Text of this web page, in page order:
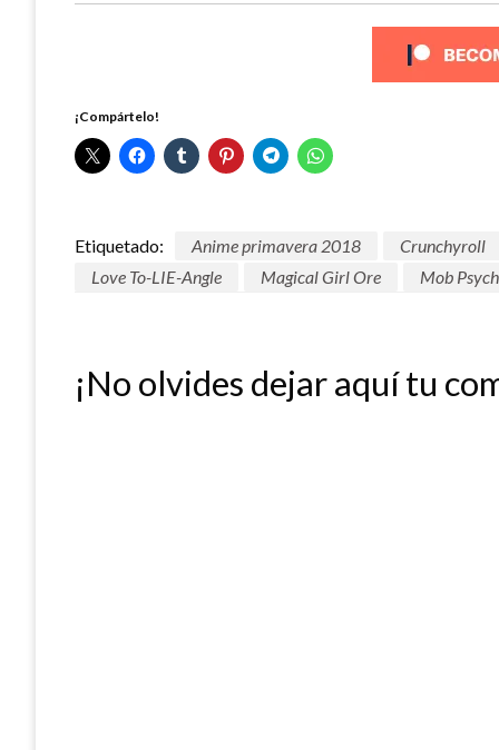
¡Compártelo!
Etiquetado: Anime primavera 2018 Crunchyroll
Love To-LIE-Angle
Magical Girl Ore Mob
¡No olvides dejar aquí tu